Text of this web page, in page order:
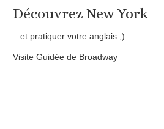
Découvrez New York
...et pratiquer votre anglais ;)
Visite Guidée de Broadway